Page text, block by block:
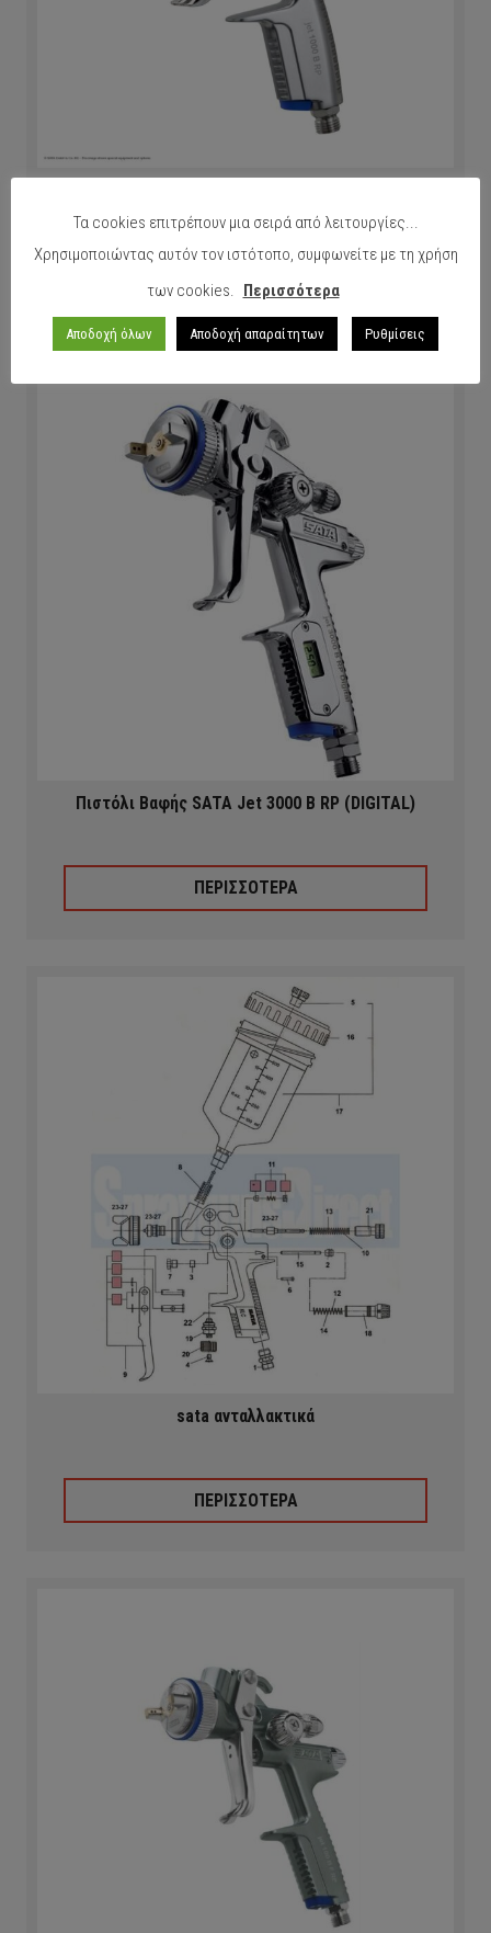
Πιστόλι Βαφής SATA Jet 3000 B RP (DIGITAL)
ΠΕΡΙΣΣΟΤΕΡΑ
sata ανταλλακτικά
ΠΕΡΙΣΣΟΤΕΡΑ
Τα cookies επιτρέπουν μια σειρά από λειτουργίες...
Χρησιμοποιώντας αυτόν τον ιστότοπο, συμφωνείτε με τη χρήση
των cookies.
Περισσότερα
Αποδοχή όλων Αποδοχή απαραίτητων Ρυθμίσεις